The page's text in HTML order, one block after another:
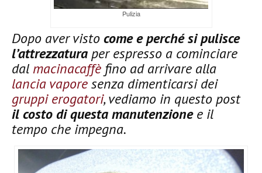
Pulizia
Dopo aver vistocome e perché si pulisce
l’attrezzatura per espresso a cominciare
dal macinacaffè fino ad arrivare alla
lancia vaporesenza dimenticarsi dei
gruppi erogatori, vediamo in questo post
il costo di questa manutenzionee il
tempo che impegna.